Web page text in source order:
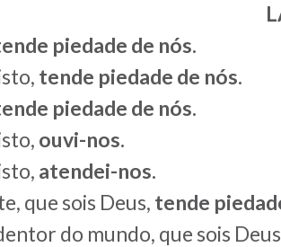
piedade de nós.
tende piedade de nós.
piedade de nós.
ouvi-nos.
atendei-nos.
que sois Deus, tende
do mundo, que sois